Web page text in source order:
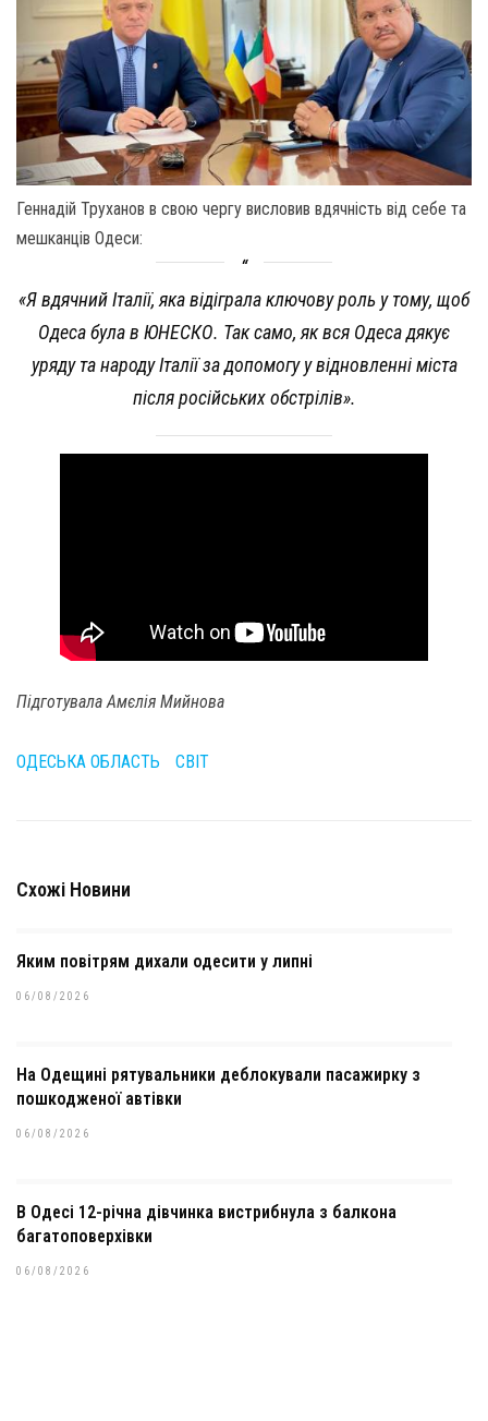
Геннадій Труханов в свою чергу висловив вдячність від себе та
мешканців Одеси:
«Я вдячний Італії, яка відіграла ключову роль у тому, щоб
Одеса була в ЮНЕСКО. Так само, як вся Одеса дякує
уряду та народу Італії за допомогу у відновленні міста
після російських обстрілів».
Підготувала Амєлія Мийнова
ОДЕСЬКА ОБЛАСТЬ СВІТ
Схожі Новини
Яким повітрям дихали одесити у липні
06/08/2026
На Одещині рятувальники деблокували пасажирку з
пошкодженої автівки
06/08/2026
В Одесі 12-річна дівчинка вистрибнула з балкона
багатоповерхівки
06/08/2026